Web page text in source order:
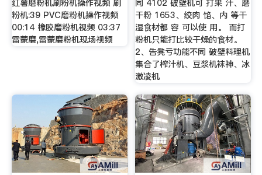
红薯磨粉机刷粉机操作视频 刷
粉机:39 PVC磨粉机操作视频
00:14 橡胶磨粉机视频 03:37
雷蒙磨,雷蒙磨粉机现场视频
同 4102 破壁机可 打果 汁、磨
干粉 1653、绞肉 馅、内 等干
湿食材都 容 可以使 用。 而打
粉机只能打比较干燥的食材。
2、告凳亏功能不同 破壁料理机
集合了榨汁机、豆浆机袜神、冰
激凌机